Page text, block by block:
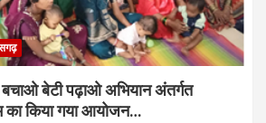
बचाओ बेटी पढ़ाओ अभियान अंतर्गत
का किया गया आयोजन…